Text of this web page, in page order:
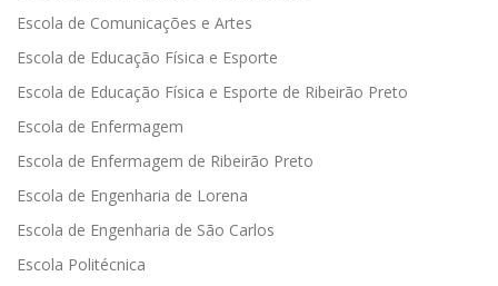
Escola de Comunicações e Artes
Escola de Educação Física e Esporte
Escola de Educação Física e Esporte de Ribeirão Preto
Escola de Enfermagem
Escola de Enfermagem de Ribeirão Preto
Escola de Engenharia de Lorena
Escola de Engenharia de São Carlos
Escola Politécnica